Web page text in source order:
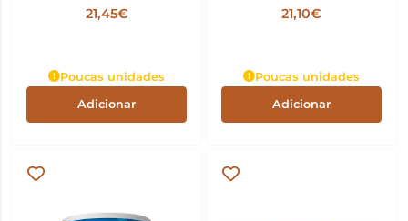
21,45€
Poucas unidades
Adicionar
21,10€
Poucas unidades
Adicionar